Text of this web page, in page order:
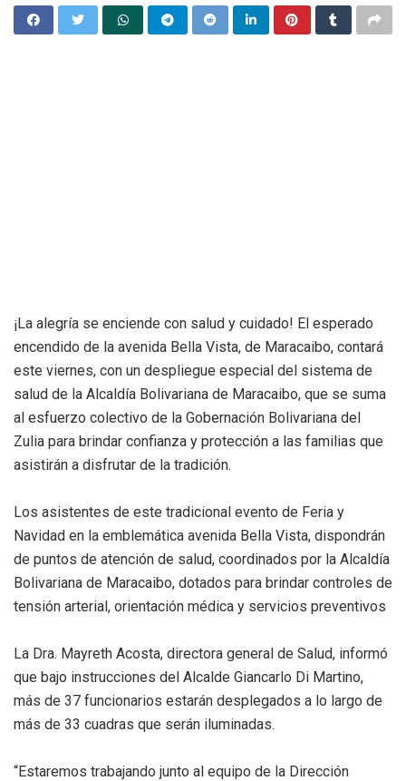
¡La alegría se enciende con salud y cuidado! El esperado
encendido de la avenida Bella Vista, de Maracaibo, contará
este viernes, con un despliegue especial del sistema de
salud de la Alcaldía Bolivariana de Maracaibo, que se suma
al esfuerzo colectivo de la Gobernación Bolivariana del
Zulia para brindar confianza y protección a las familias que
asistirán a disfrutar de la tradición.
Los asistentes de este tradicional evento de Feria y
Navidad en la emblemática avenida Bella Vista, dispondrán
de puntos de atención de salud, coordinados por la Alcaldía
Bolivariana de Maracaibo, dotados para brindar controles de
tensión arterial, orientación médica y servicios preventivos
La Dra. Mayreth Acosta, directora general de Salud, informó
que bajo instrucciones del Alcalde Giancarlo Di Martino,
más de 37 funcionarios estarán desplegados a lo largo de
más de 33 cuadras que serán iluminadas.
“Estaremos trabajando junto al equipo de la Dirección